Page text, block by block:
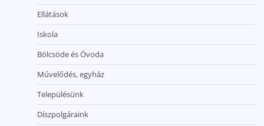
Ellátások
Iskola
Bölcsöde és Óvoda
Művelődés, egyház
Településünk
Díszpolgáraink